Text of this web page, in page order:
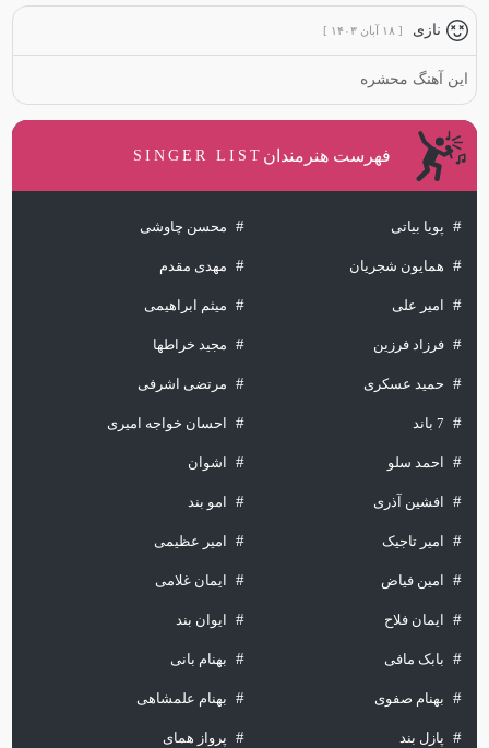
نازی [ ۱۸ آبان ۱۴۰۳ ]
این آهنگ محشره
فهرست هنرمندان SINGER LIST
پویا بیاتی محسن چاوشی
همایون شجریان مهدی مقدم
امیر علی میثم ابراهیمی
فرزاد فرزین مجید خراطها
حمید عسکری مرتضی اشرفی
7 باند احسان خواجه امیری
احمد سلو اشوان
افشین آذری امو بند
امیر تاجیک امیر عظیمی
امین فیاض ایمان غلامی
ایمان فلاح ایوان بند
بابک مافی بهنام بانی
بهنام صفوی بهنام علمشاهی
پازل بند پرواز همای